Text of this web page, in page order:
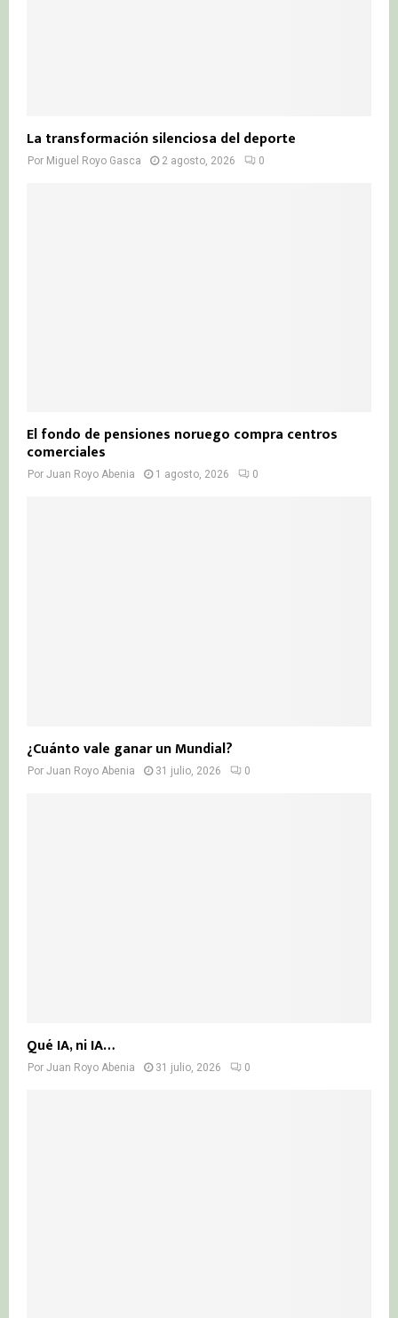
La transformación silenciosa del deporte
Por Miguel Royo Gasca 2 agosto, 2026 0
El fondo de pensiones noruego compra centros
comerciales
Por Juan Royo Abenia 1 agosto, 2026 0
¿Cuánto vale ganar un Mundial?
Por Juan Royo Abenia 31 julio, 2026 0
Qué IA, ni IA…
Por Juan Royo Abenia 31 julio, 2026 0